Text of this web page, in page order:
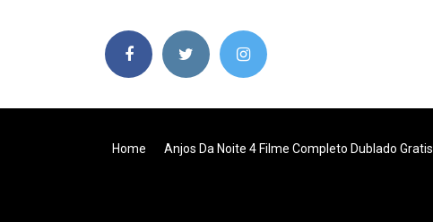
Home Anjos Da Noite 4 Filme Completo Dublado Gratis